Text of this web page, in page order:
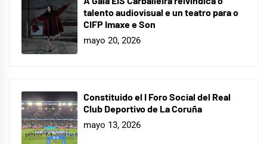
talento audiovisual e un teatro para o
CIFP Imaxe e Son
mayo 20, 2026
Constituido el I Foro Social del Real
Club Deportivo de La Coruña
mayo 13, 2026